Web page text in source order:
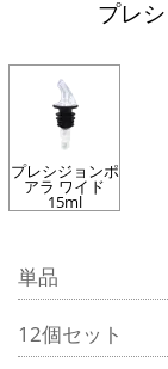
プレ
プレシジョンポ
アラ ワイド
15ml
単品
12個セット